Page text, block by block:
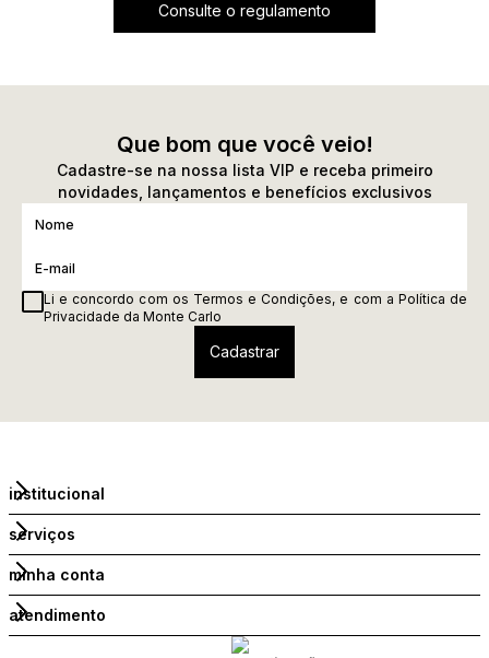
Consulte o regulamento
Que bom que você veio!
Cadastre-se na nossa lista VIP e receba primeiro
novidades, lançamentos e benefícios exclusivos
Li e concordo com os Termos e Condições, e com a Política de
Privacidade da Monte Carlo
institucional
serviços
minha conta
atendimento